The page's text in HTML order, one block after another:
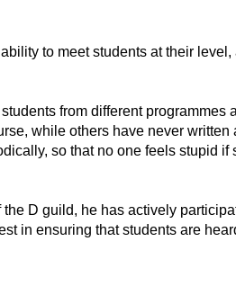
to meet students at their
from different
while others have never written
so that no one feels stupid
D guild, he has actively
in ensuring that students are